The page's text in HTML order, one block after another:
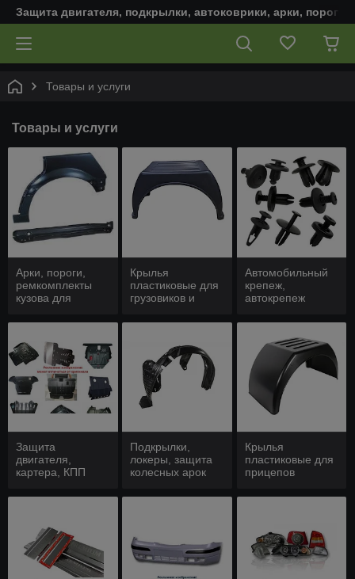
Защита двигателя, подкрылки, автоковрики, арки,
Товары и услуги
Товары и услуги
Арки, пороги,
ремкомплекты
кузова для
Крылья
пластиковые для
грузовиков и
авто
Автомобильный
крепеж,
автокрепеж
Защита
двигателя,
картера, КПП
Подкрылки,
локеры, защита
колесных арок
Крылья
пластиковые для
прицепов